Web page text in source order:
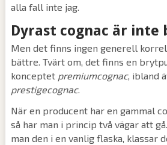
alla fall inte jag.
Dyrast cognac är inte
Men det finns ingen generell
bättre. Tvärt om, det finns en
konceptet premiumcognac, ibland
prestigecognac.
När en producent har en gammal
så har man i princip två vägar att
man den i en vanlig flaska, klassar